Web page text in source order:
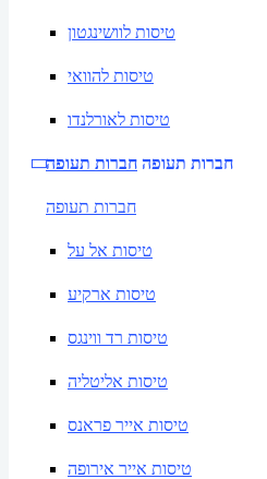
טיסות לוושינגטון
טיסות להוואי
טיסות לאורלנדו
חברות תעופה חברות תעופה
חברות תעופה
טיסות אל על
טיסות ארקיע
טיסות רד ווינגס
טיסות אליטליה
טיסות אייר פראנס
טיסות אייר אירופה